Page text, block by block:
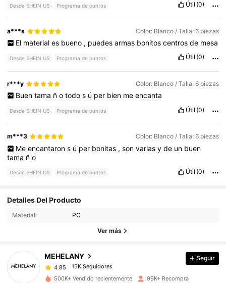
Desde SHEIN US Programa de puntos Útil (0)
a***s Color: Blanco / Talla: 6 piezas
El material es bueno , puedes armas bonitos centros de mesa
Desde SHEIN US Programa de puntos Útil (0)
r***y Color: Blanco / Talla: 6 piezas
Buen tama ñ o todo s ú per bien me encanta
Desde SHEIN US Programa de puntos Útil (0)
m***3 Color: Blanco / Talla: 6 piezas
Me encantaron s ú per bonitas , son varias y de un buen
tama ño
Desde SHEIN US Programa de puntos Útil (0)
Detalles Del Producto
Material: PC
Ver más
MEHELANY
4.85
15K Seguidores
4.85
15K Seguidores
c***1
pagóHace 5 horas
Seguir
500K+ Vendido recientemente 99K+ Recompra